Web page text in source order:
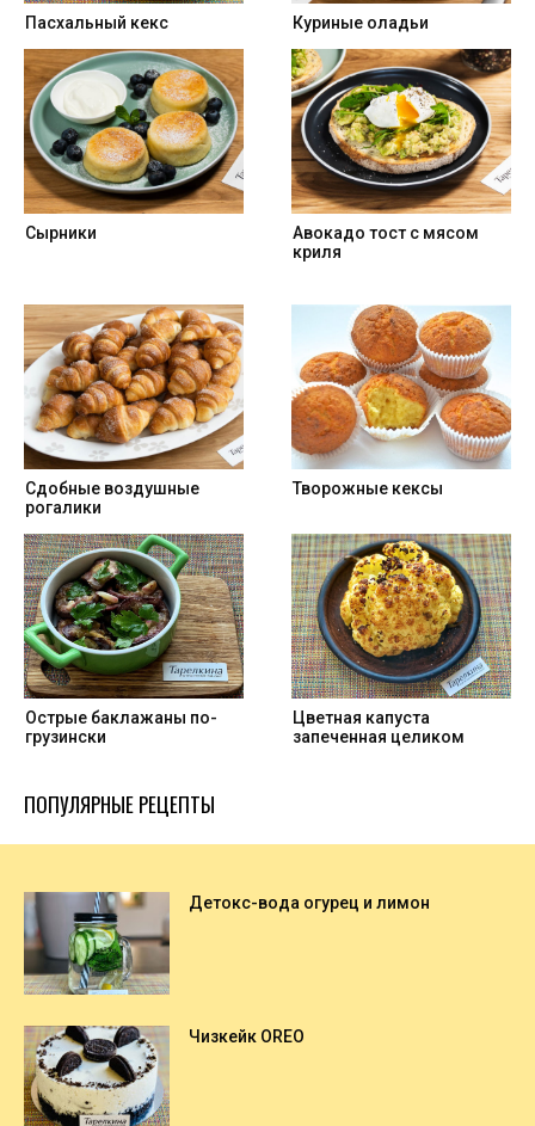
Пасхальный кекс Куриные оладьи
Сырники
Авокадо тост с мясом
криля
Cдобные воздушные
рогалики
Творожные кексы
Острые баклажаны по-
грузински
Цветная капуста
запеченная целиком
ПОПУЛЯРНЫЕ РЕЦЕПТЫ
Детокс-вода огурец и лимон
Чизкейк OREO